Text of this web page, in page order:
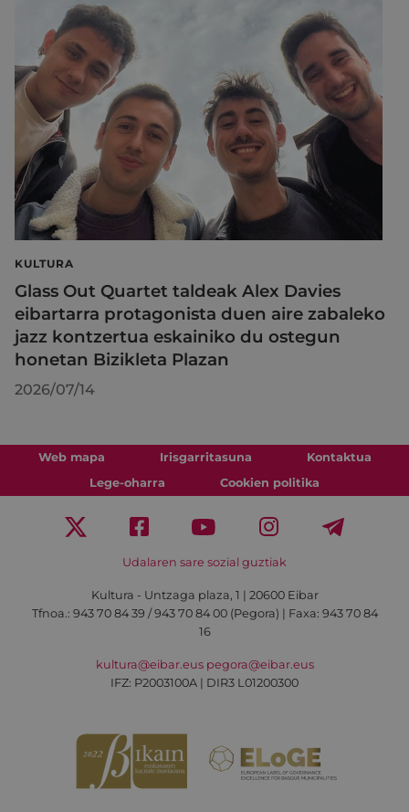
KULTURA
Glass Out Quartet taldeak Alex Davies
eibartarra protagonista duen aire zabaleko
jazz kontzertua eskainiko du ostegun
honetan Bizikleta Plazan
2026/07/14
Web mapa Irisgarritasuna
Kontaktua
Lege-oharra
Cookien politika
Udalaren sare sozial guztiak
Kultura - Untzaga plaza, 1 | 20600 Eibar
Tfnoa.: 943 70 84 39 / 943 70 84 00 (Pegora) | Faxa: 943 70 84
16
kultura@eibar.eus pegora@eibar.eus
IFZ: P2003100A | DIR3 L01200300